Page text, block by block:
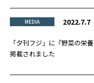
MEDIA 2022.7.7
「夕刊フジ」に『野菜の栄
掲載されました